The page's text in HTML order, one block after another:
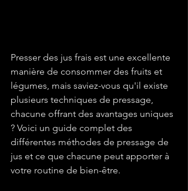
Presser des jus frais est une excellente
manière de consommer des fruits et
légumes, mais saviez-vous qu'il existe
plusieurs techniques de pressage,
chacune offrant des avantages uniques
? Voici un guide complet des
différentes méthodes de pressage de
jus et ce que chacune peut apporter à
votre routine de bien-être.